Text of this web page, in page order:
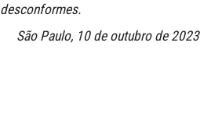
São Paulo, 10 de outubro de 2023